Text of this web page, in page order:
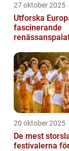
27 oktober 2025
Utforska
fascinerande
20 oktober 2025
De mest
festivalerna